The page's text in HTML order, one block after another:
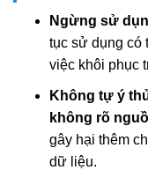
Ngừng sử
tục sử dụng có
việc khôi phục
Không tự ý
không rõ
gây hại thêm
dữ liệu.